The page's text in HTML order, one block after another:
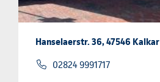
Hanselaerstr. 36, 47546 Kalkar
02824 9991717